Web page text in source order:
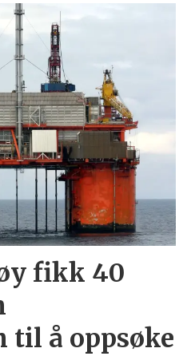
fikk 40
å oppsøke